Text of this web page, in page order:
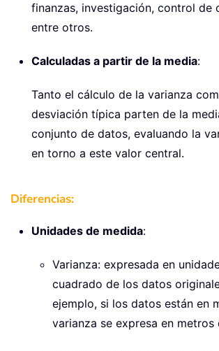
finanzas, investigación, control de
entre otros.
Calculadas a partir de la media:
Tanto el cálculo de la varianza
desviación típica parten de la
conjunto de datos, evaluando la
en torno a este valor central.
Diferencias:
Unidades de medida:
Varianza: expresada en
cuadrado de los datos
ejemplo, si los datos están en
varianza se expresa en metros